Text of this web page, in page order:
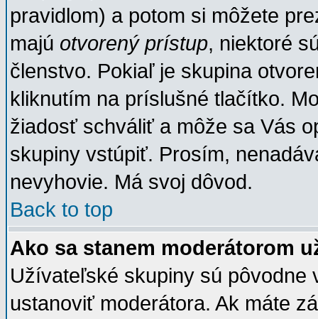
pravidlom) a potom si môžete
majú otvorený prístup, niektoré
členstvo. Pokiaľ je skupina
kliknutím na príslušné tlačítko.
žiadosť schváliť a môže sa Vás
skupiny vstúpiť. Prosím,
nevyhovie. Má svoj dôvod.
Back to top
Ako sa stanem moderátorom
Užívateľské skupiny sú pôvodne
ustanoviť moderátora. Ak máte